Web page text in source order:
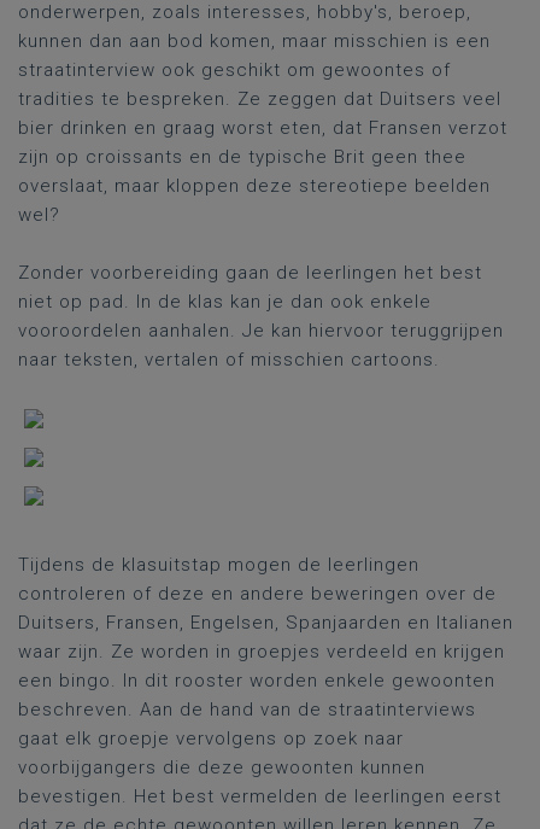
onderwerpen, zoals interesses, hobby's, beroep,
kunnen dan aan bod komen, maar misschien is een
straatinterview ook geschikt om gewoontes of
tradities te bespreken. Ze zeggen dat Duitsers veel
bier drinken en graag worst eten, dat Fransen verzot
zijn op croissants en de typische Brit geen thee
overslaat, maar kloppen deze stereotiepe beelden
wel?
Zonder voorbereiding gaan de leerlingen het best
niet op pad. In de klas kan je dan ook enkele
vooroordelen aanhalen. Je kan hiervoor teruggrijpen
naar teksten, vertalen of misschien cartoons.
Tijdens de klasuitstap mogen de leerlingen
controleren of deze en andere beweringen over de
Duitsers, Fransen, Engelsen, Spanjaarden en Italianen
waar zijn. Ze worden in groepjes verdeeld en krijgen
een bingo. In dit rooster worden enkele gewoonten
beschreven. Aan de hand van de straatinterviews
gaat elk groepje vervolgens op zoek naar
voorbijgangers die deze gewoonten kunnen
bevestigen. Het best vermelden de leerlingen eerst